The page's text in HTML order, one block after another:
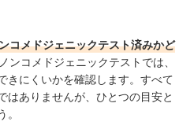
コメドジェニックテスト済みかど
ンコメドジェニックテストでは、
きにくいかを確認します。すべて
はありませんが、ひとつの目安と